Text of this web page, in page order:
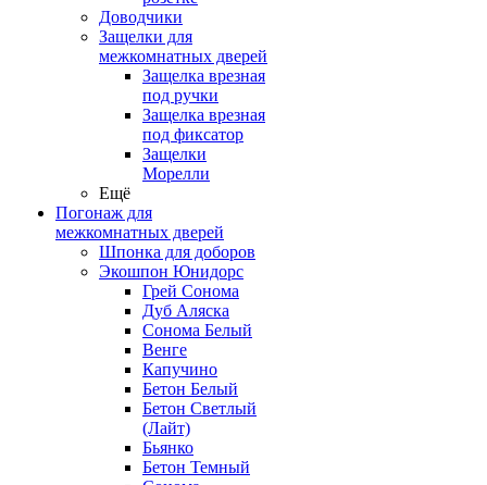
Доводчики
Защелки для
межкомнатных дверей
Защелка врезная
под ручки
Защелка врезная
под фиксатор
Защелки
Морелли
Ещё
Погонаж для
межкомнатных дверей
Шпонка для доборов
Экошпон Юнидорс
Грей Сонома
Дуб Аляска
Сонома Белый
Венге
Капучино
Бетон Белый
Бетон Светлый
(Лайт)
Бьянко
Бетон Темный